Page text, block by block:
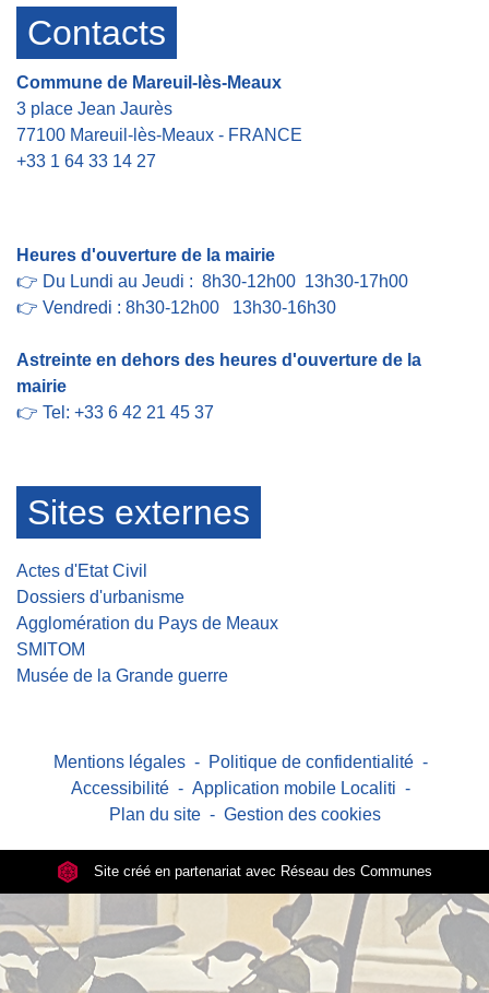
Contacts
Commune de Mareuil-lès-Meaux
3 place Jean Jaurès
77100 Mareuil-lès-Meaux - FRANCE
+33 1 64 33 14 27
Heures d'ouverture de la mairie
👉 Du Lundi au Jeudi : 8h30-12h00 13h30-17h00
👉 Vendredi : 8h30-12h00 13h30-16h30
Astreinte en dehors des heures d'ouverture de la
mairie
👉 Tel: +33 6 42 21 45 37
Sites externes
Actes d'Etat Civil
Dossiers d'urbanisme
Agglomération du Pays de Meaux
SMITOM
Musée de la Grande guerre
Mentions légales - Politique de confidentialité -
Accessibilité - Application mobile Localiti -
Plan du site - Gestion des cookies
Site créé en partenariat avec Réseau des Communes